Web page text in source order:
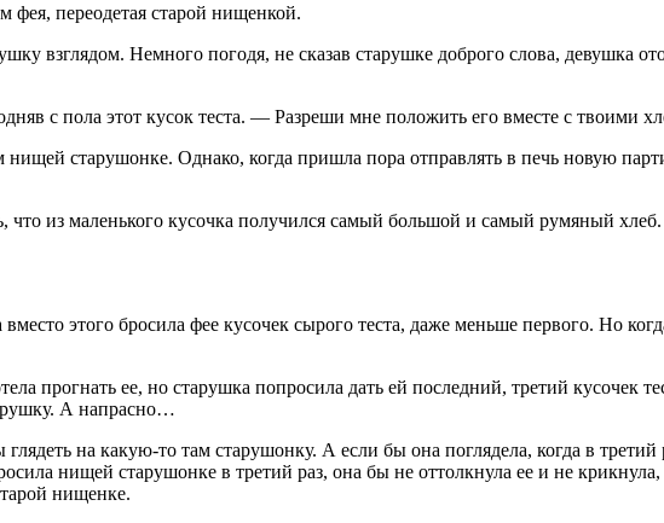
переодетая старой нищенкой.
взглядом. Немного погодя, не сказав старушке доброго слова, девушка
с пола этот кусок теста. — Разреши мне положить его вместе с твоими
старушонке. Однако, когда пришла пора отправлять в печь новую
из маленького кусочка получился самый большой и самый румяный
этого бросила фее кусочек сырого теста, даже меньше первого. Но
прогнать ее, но старушка попросила дать ей последний, третий кусочек
А напрасно…
на какую-то там старушонку. А если бы она поглядела, когда в
нищей старушонке в третий раз, она бы не оттолкнула ее и не
нищенке.